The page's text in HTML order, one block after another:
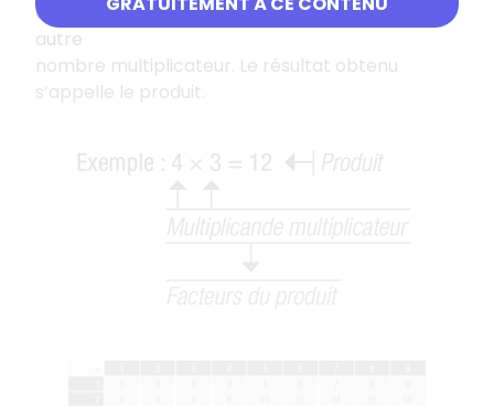
d’un nombre multiplicande multiplié par un
autre
nombre multiplicateur. Le résultat obtenu
s’appelle le produit.